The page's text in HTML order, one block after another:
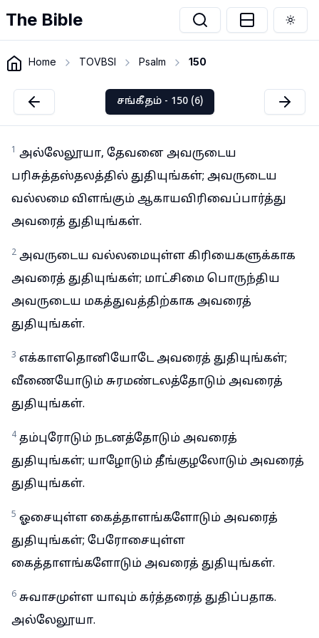
The Bible
Home TOVBSI Psalm 150
சங்கீதம் - 150 (6)
1 அல்லேலூயா, தேவனை அவருடைய
பரிசுத்தஸ்தலத்தில் துதியுங்கள்; அவருடைய
வல்லமை விளங்கும் ஆகாயவிரிவைப்பார்த்து
அவரைத் துதியுங்கள்.
2 அவருடைய வல்லமையுள்ள கிரியைகளுக்காக
அவரைத் துதியுங்கள்; மாட்சிமை பொருந்திய
அவருடைய மகத்துவத்திற்காக அவரைத்
துதியுங்கள்.
3 எக்காளதொனியோடே அவரைத் துதியுங்கள்;
வீணையோடும் சுரமண்டலத்தோடும் அவரைத்
துதியுங்கள்.
4 தம்புரோடும் நடனத்தோடும் அவரைத்
துதியுங்கள்; யாழோடும் தீங்குழலோடும் அவரைத்
துதியுங்கள்.
5 ஓசையுள்ள கைத்தாளங்களோடும் அவரைத்
துதியுங்கள்; பேரோசையுள்ள
கைத்தாளங்களோடும் அவரைத் துதியுங்கள்.
6 சுவாசமுள்ள யாவும் கர்த்தரைத் துதிப்பதாக.
அல்லேலூயா.